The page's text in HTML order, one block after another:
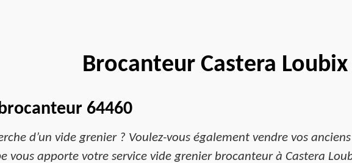
Brocanteur Castera
64460
d’un vide grenier ? Voulez-vous également vendre vos
vous apporte votre service vide grenier brocanteur à Castera